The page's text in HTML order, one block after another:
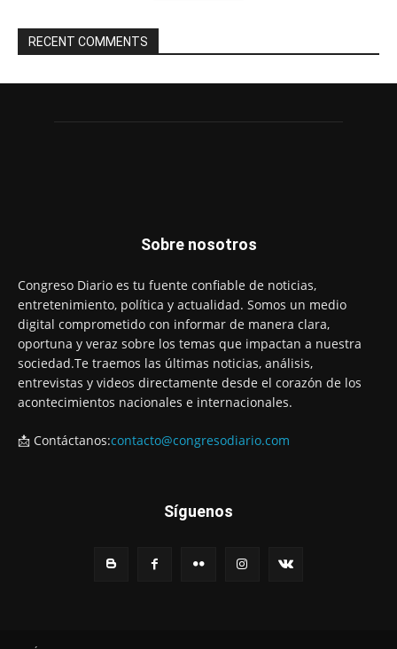
RECENT COMMENTS
Sobre nosotros
Congreso Diario es tu fuente confiable de noticias,
entretenimiento, política y actualidad. Somos un medio
digital comprometido con informar de manera clara,
oportuna y veraz sobre los temas que impactan a nuestra
sociedad.Te traemos las últimas noticias, análisis,
entrevistas y videos directamente desde el corazón de los
acontecimientos nacionales e internacionales.
📩 Contáctanos:contacto@congresodiario.com
Síguenos